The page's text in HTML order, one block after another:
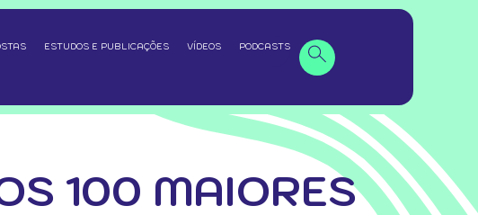
ESTUDOS E PUBLICAÇÕES VÍDEOS PODCASTS
100 MAIORES